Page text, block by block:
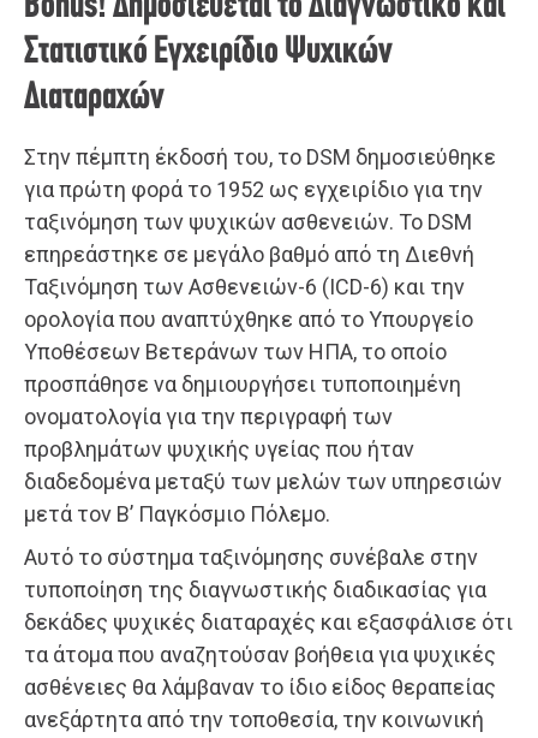
Στατιστικό Εγχειρίδιο Ψυχικών
Διαταραχών
Στην πέμπτη έκδοσή του, το DSM δημοσιεύθηκε
για πρώτη φορά το 1952 ως εγχειρίδιο για την
ταξινόμηση των ψυχικών ασθενειών. Το DSM
επηρεάστηκε σε μεγάλο βαθμό από τη Διεθνή
Ταξινόμηση των Ασθενειών-6 (ICD-6) και την
ορολογία που αναπτύχθηκε από το Υπουργείο
Υποθέσεων Βετεράνων των ΗΠΑ, το οποίο
προσπάθησε να δημιουργήσει τυποποιημένη
ονοματολογία για την περιγραφή των
προβλημάτων ψυχικής υγείας που ήταν
διαδεδομένα μεταξύ των μελών των υπηρεσιών
μετά τον Β’ Παγκόσμιο Πόλεμο.
Αυτό το σύστημα ταξινόμησης συνέβαλε στην
τυποποίηση της διαγνωστικής διαδικασίας για
δεκάδες ψυχικές διαταραχές και εξασφάλισε ότι
τα άτομα που αναζητούσαν βοήθεια για ψυχικές
ασθένειες θα λάμβαναν το ίδιο είδος θεραπείας
ανεξάρτητα από την τοποθεσία, την κοινωνική